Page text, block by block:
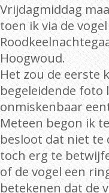
Vrijdagmiddag
toen ik via de
Hoogwoud.
Het zou de eerste
begeleidende foto
onmiskenbaar
Meteen begon ik
besloot dat niet te
toch erg te
of de vogel een
betekenen dat de